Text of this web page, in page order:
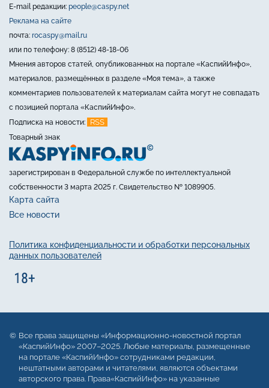
E-mail редакции: people@caspy.net
Реклама на сайте
почта: rocaspy@mail.ru
или по телефону: 8 (8512) 48-18-06
Мнения авторов статей, опубликованных на портале «КаспийИнфо»,
материалов, размещённых в разделе «Моя тема», а также
комментариев пользователей к материалам сайта могут не совпадать
с позицией портала «КаспийИнфо».
Подписка на новости:
RSS
Товарный знак
зарегистрирован в Федеральной службе по интеллектуальной
собственности 3 марта 2025 г. Свидетельство № 1089905.
Карта сайта
Все новости
Политика конфиденциальности и обработки персональных
данных пользователей
Все права защищены «Информационно-новостной портал
«КаспийИнфо» 2007–2025. Любые материалы, размещенные
на портале «КаспийИнфо» сотрудниками редакции,
нештатными авторами и читателями, являются объектами
авторского права. Права«КаспийИнфо» на указанные